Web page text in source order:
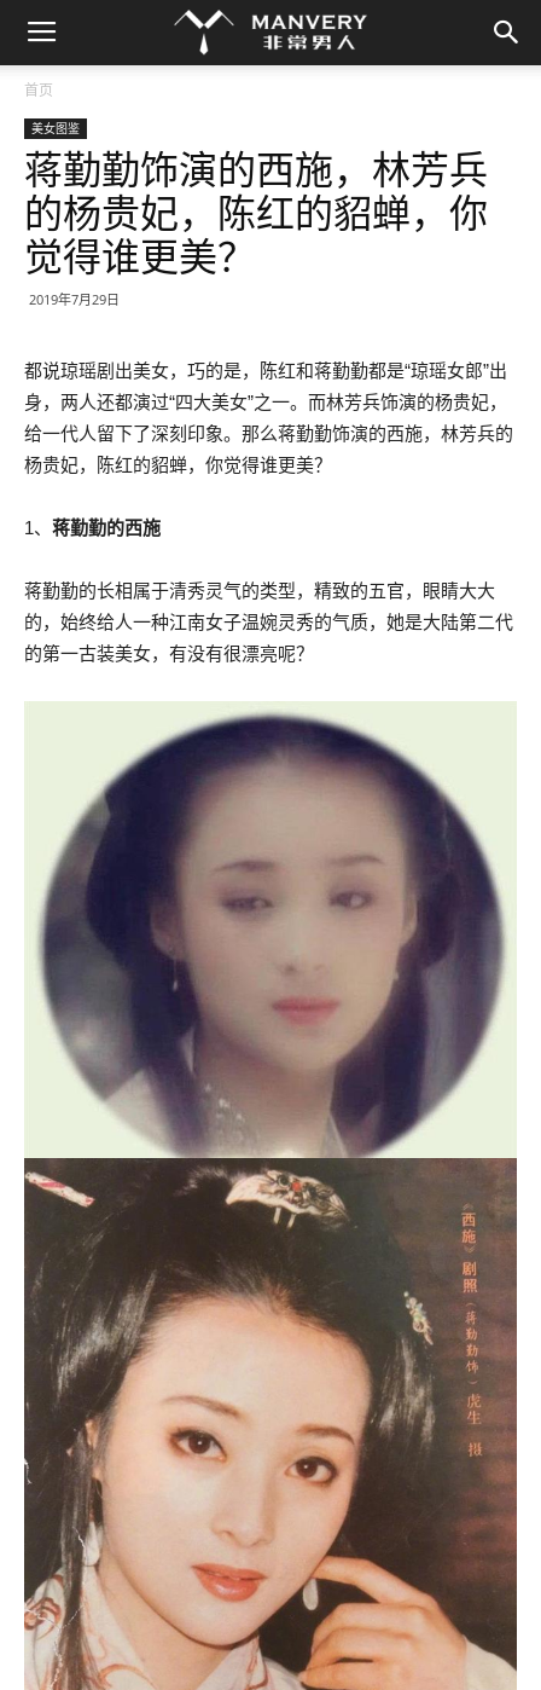
首页
美女图鉴
蒋勤勤饰演的西施，林芳兵
的杨贵妃，陈红的貂蝉，你
觉得谁更美？
2019年7月29日
都说琼瑶剧出美女，巧的是，陈红和蒋勤勤都是“琼瑶女郎”出
身，两人还都演过“四大美女”之一。而林芳兵饰演的杨贵妃，
给一代人留下了深刻印象。那么蒋勤勤饰演的西施，林芳兵的
杨贵妃，陈红的貂蝉，你觉得谁更美？
1、 蒋勤勤的西施
蒋勤勤的长相属于清秀灵气的类型，精致的五官，眼睛大大
的，始终给人一种江南女子温婉灵秀的气质，她是大陆第二代
的第一古装美女，有没有很漂亮呢？